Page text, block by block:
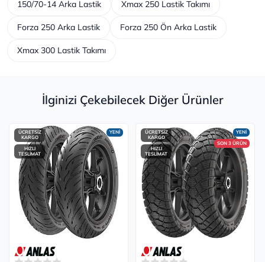
150/70-14 Arka Lastik Xmax 250 Lastik Takımı
Forza 250 Arka Lastik Forza 250 Ön Arka Lastik
Xmax 300 Lastik Takımı
İlginizi Çekebilecek Diğer Ürünler
YENİ
ÜCRETSİZ
KARGO
HIZLI
TESLİMAT
YENİ
SON 3 ÜRÜN
ÜCRETSİZ
KARGO
HIZLI
TESLİMAT